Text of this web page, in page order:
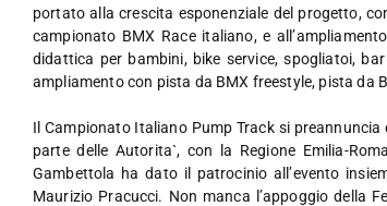
portato alla crescita esponenziale del progetto,
campionato BMX Race italiano, e
didattica per bambini, bike service, spogliatoi,
ampliamento con pista da BMX freestyle, pista da
Il Campionato Italiano Pump Track si
parte delle Autorita`, con la Regione Emilia-
Gambettola ha dato il patrocinio all’evento
Maurizio Pracucci. Non manca l’appoggio della